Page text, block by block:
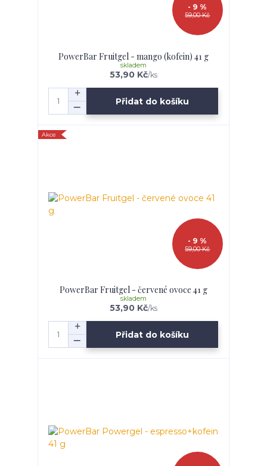
59,00 Kč
- 9 %
PowerBar Fruitgel - mango (kofein) 41 g
53,90 Kč/ks
skladem
Přidat do košíku
Akce
59,00 Kč
- 9 %
PowerBar Fruitgel - červené ovoce 41 g
53,90 Kč/ks
skladem
Přidat do košíku